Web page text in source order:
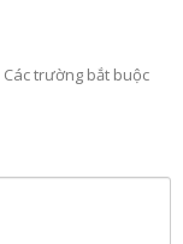
Các trường bắt buộc